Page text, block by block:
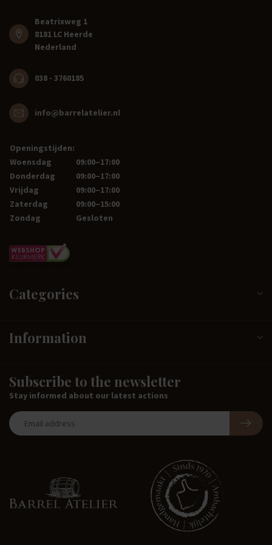
Beatrixweg 1
8181 LC Heerde
Nederland
038 - 3760185
info@barrelatelier.nl
Openingstijden:
Woensdag
09:00–17:00
Donderdag
09:00–17:00
Vrijdag
09:00–17:00
Zaterdag
09:00–15:00
Zondag
Gesloten
Categories
Information
Subscribe to the newsletter
Stay informed about our latest actions